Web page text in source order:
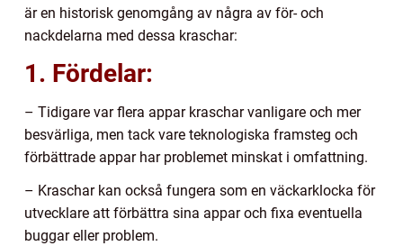
är en historisk genomgång av några av för- och
nackdelarna med dessa kraschar:
1. Fördelar:
– Tidigare var flera appar kraschar vanligare och mer
besvärliga, men tack vare teknologiska framsteg och
förbättrade appar har problemet minskat i omfattning.
– Kraschar kan också fungera som en väckarklocka för
utvecklare att förbättra sina appar och fixa eventuella
buggar eller problem.